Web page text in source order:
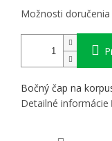
Možnosti doručenia
Bočný čap na
Detailné informácie